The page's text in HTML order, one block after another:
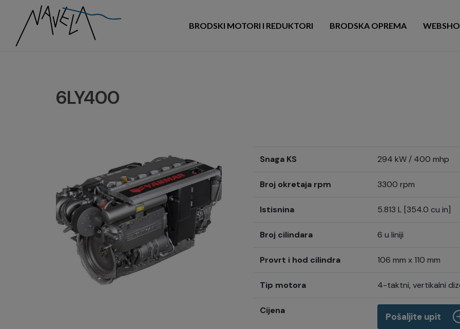
BRODSKI MOTORI I REDUKTORI BRODSKA OPREMA
6LY400
Snaga KS 294 kW / 400 mhp
Broj okretaja rpm 3300 rpm
Istisnina 5.813 L [354.0 cu in]
Broj cilindara 6 u liniji
Provrt i hod cilindra 106 mm x 110 mm
Tip motora 4-taktni, vertikalni
Cijena
Pošaljite upit